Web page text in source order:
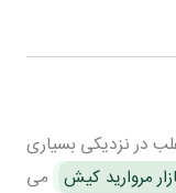
در نزدیکی بسیاری
مروارید کیش می